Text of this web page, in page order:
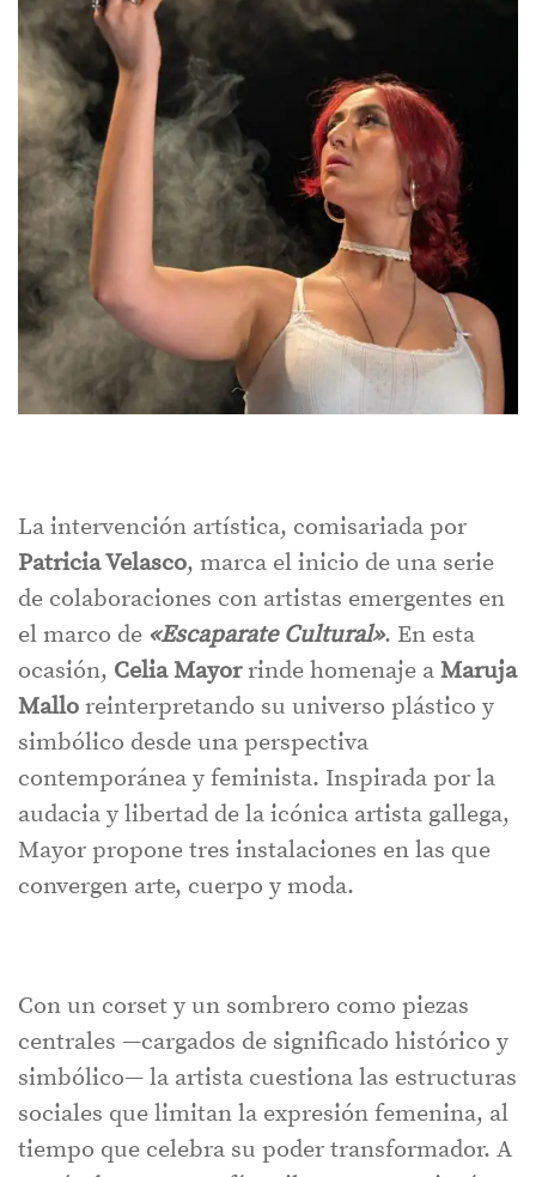
La intervención artística, comisariada por
Patricia Velasco, marca el inicio de una serie
de colaboraciones con artistas emergentes en
el marco de «Escaparate Cultural». En esta
ocasión, Celia Mayorrinde homenaje a Maruja
Mallo reinterpretando su universo plástico y
simbólico desde una perspectiva
contemporánea y feminista. Inspirada por la
audacia y libertad de la icónica artista gallega,
Mayor propone tres instalaciones en las que
convergen arte, cuerpo y moda.
Con un corset y un sombrero como piezas
centrales —cargados de significado histórico y
simbólico— la artista cuestiona las estructuras
sociales que limitan la expresión femenina, al
tiempo que celebra su poder transformador. A